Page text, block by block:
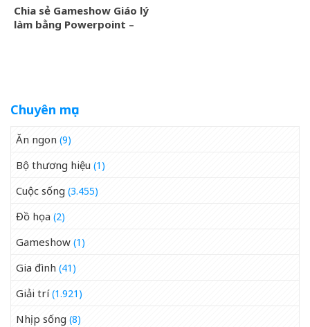
Chia sẻ Gameshow Giáo lý
làm bằng Powerpoint –
Chuyên mục
Ăn ngon (9)
Bộ thương hiệu (1)
Cuộc sống (3.455)
Đồ họa (2)
Gameshow (1)
Gia đình (41)
Giải trí(1.921)
Nhịp sống (8)